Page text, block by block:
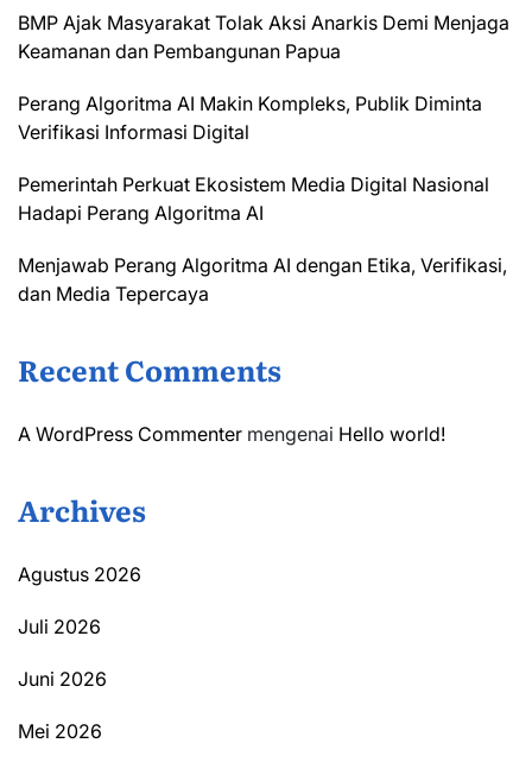
BMP Ajak Masyarakat Tolak Aksi Anarkis Demi Menjaga
Keamanan dan Pembangunan Papua
Perang Algoritma AI Makin Kompleks, Publik Diminta
Verifikasi Informasi Digital
Pemerintah Perkuat Ekosistem Media Digital Nasional
Hadapi Perang Algoritma AI
Menjawab Perang Algoritma AI dengan Etika, Verifikasi,
dan Media Tepercaya
Recent Comments
A WordPress Commenter mengenai Hello world!
Archives
Agustus 2026
Juli 2026
Juni 2026
Mei 2026